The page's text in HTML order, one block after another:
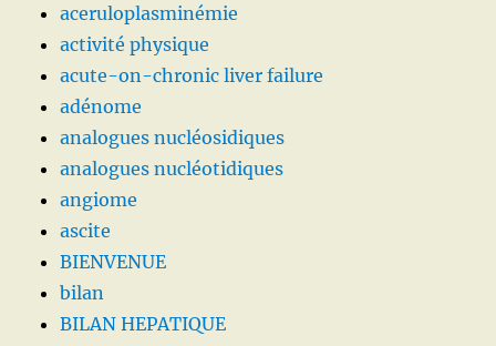
aceruloplasminémie
activité physique
acute-on-chronic liver failure
adénome
analogues nucléosidiques
analogues nucléotidiques
angiome
ascite
BIENVENUE
bilan
BILAN HEPATIQUE